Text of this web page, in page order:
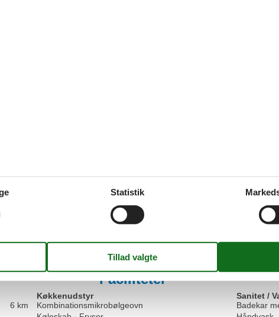
Der Gartenbereich trägt ganz klar zum Erlebnis bei.
Het dakterras is waar het gebeurt! Het huis heeft een
4,5
For what you pay, having a swimming pool is a good
Vis alle
Faciliteter
6 km
Køkkenudstyr
Kombinationsmikrobølgeovn
Sanitet /
Badekar
Statistik